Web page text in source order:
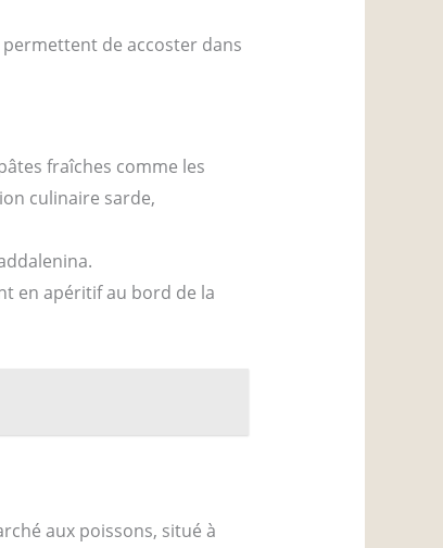
de accoster dans
fraîches comme les
culinaire sarde,
en apéritif au bord de la
aux poissons, situé à